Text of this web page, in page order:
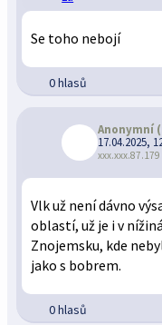
Se toho nebojí
0 hlasů
Anonymní
17.04.2025,
xxx.xxx.87.179
Vlk už není dávno
oblastí, už je i v
Znojemsku, kde
jako s bobrem.
0 hlasů